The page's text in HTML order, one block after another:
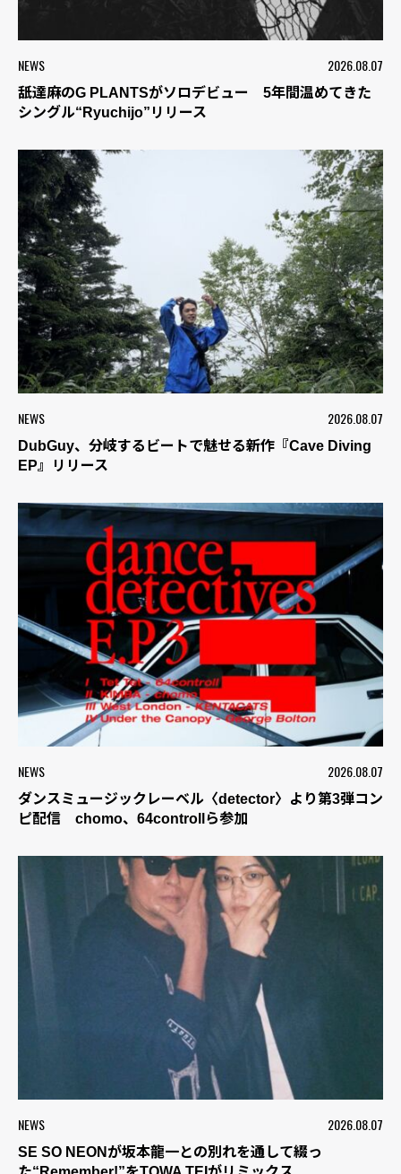
NEWS 2026.08.07
舐達麻のG PLANTSがソロデビュー 5年間温めてきた
シングル“Ryuchijo”リリース
NEWS 2026.08.07
DubGuy、分岐するビートで魅せる新作『Cave Diving
EP』リリース
NEWS 2026.08.07
ダンスミュージックレーベル〈detector〉より第3弾コン
ピ配信 chomo、64controllら参加
NEWS 2026.08.07
SE SO NEONが坂本龍一との別れを通して綴っ